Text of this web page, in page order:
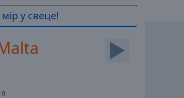
у свеце!
0